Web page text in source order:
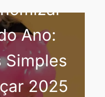
Ano:
Simples
2025